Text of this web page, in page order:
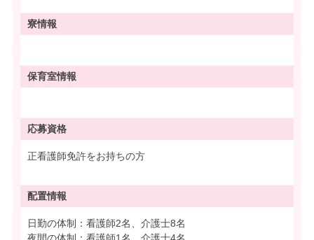
寮情報
保育室情報
応募資格
正看護師免許をお持ちの方
配置情報
日勤の体制：看護師2名、介護士8名